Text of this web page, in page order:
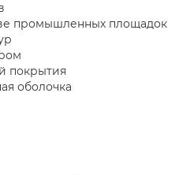
промышленных площадок
покрытия
оболочка